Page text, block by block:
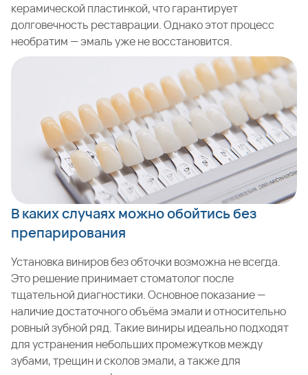
керамической пластинкой, что гарантирует
долговечность реставрации. Однако этот процесс
необратим — эмаль уже не восстановится.
В каких случаях можно обойтись без
препарирования
Установка виниров без обточки возможна не всегда.
Это решение принимает стоматолог после
тщательной диагностики. Основное показание —
наличие достаточного объёма эмали и относительно
ровный зубной ряд. Такие виниры идеально подходят
для устранения небольших промежутков между
зубами, трещин и сколов эмали, а также для